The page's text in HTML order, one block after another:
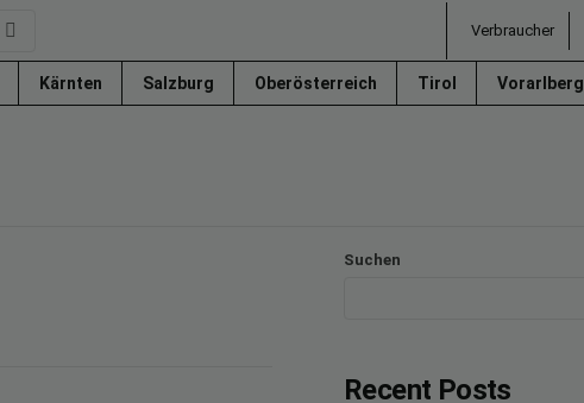
Verbraucher
Kärnten Salzburg Oberösterreich Tirol Vorarlberg
Suchen
Recent Posts